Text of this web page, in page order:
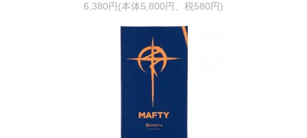
6,380円(本体5,800円、税580円)